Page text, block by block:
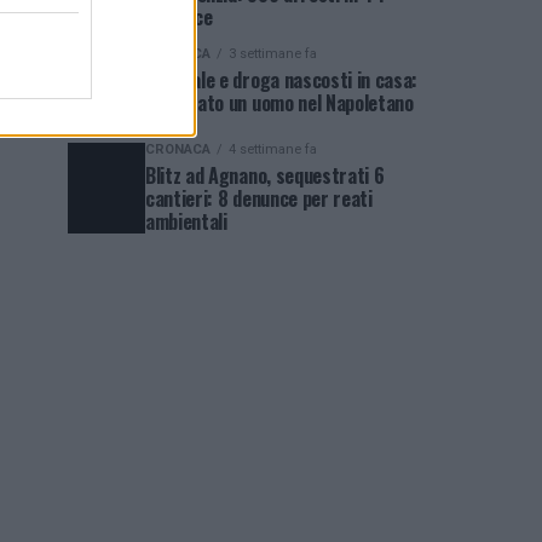
province
CRONACA 3 settimane fa
Arsenale e droga nascosti in casa:
arrestato un uomo nel Napoletano
CRONACA 4 settimane fa
Blitz ad Agnano, sequestrati 6
cantieri: 8 denunce per reati
ambientali